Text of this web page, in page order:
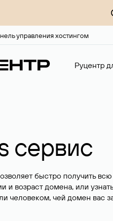
управления хостингом
Руцентр
сервис
быстро получить
и возраст домена, или
человеком, чей домен вас